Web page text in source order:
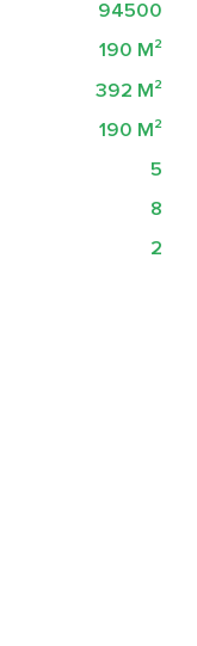
94500
190 M²
392 M²
190 M²
5
8
2